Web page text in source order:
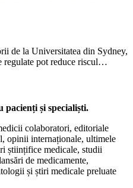
de la Universitatea din Sydney,
regulate pot reduce riscul…
pacienți și specialiști.
colaboratori, editoriale
opinii internaționale, ultimele
științifice medicale, studii
de medicamente,
și știri medicale preluate